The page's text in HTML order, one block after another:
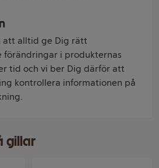
att alltid ge Dig rätt
förändringar i produkternas
tid och vi ber Dig därför att
kontrollera informationen på
gillar